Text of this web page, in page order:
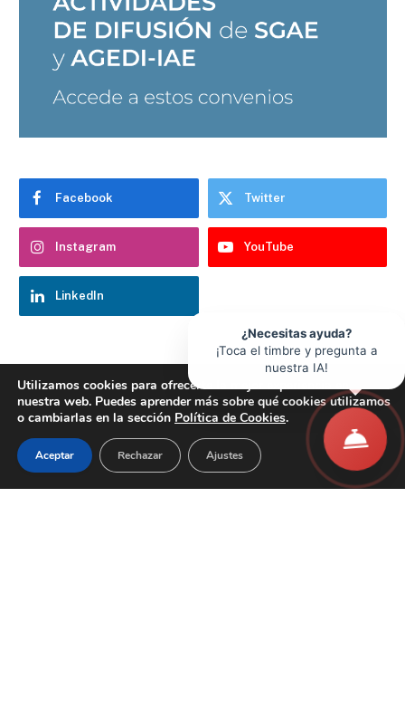
Facebook Twitter
Instagram YouTube
LinkedIn
¿Necesitas ayuda?
¡Toca el timbre y pregunta a
nuestra IA!
Utilizamos cookies para ofrecerte la mejor experiencia en
nuestra web. Puedes aprender más sobre qué cookies utilizamos
o cambiarlas en la sección Política de Cookies.
Aceptar Rechazar Ajustes